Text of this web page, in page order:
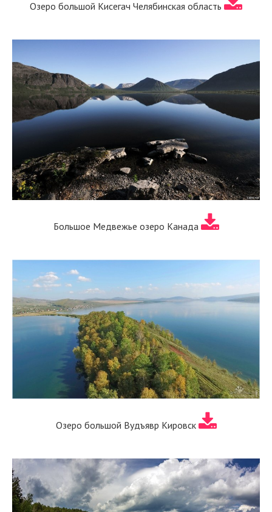
Озеро большой Кисегач Челябинская область
Большое Медвежье озеро Канада
Озеро большой Вудъявр Кировск